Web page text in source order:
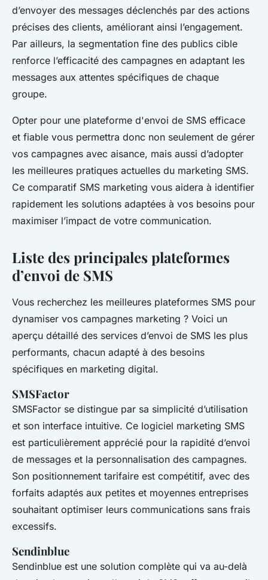
d’envoyer des messages déclenchés par des actions
précises des clients, améliorant ainsi l’engagement.
Par ailleurs, la segmentation fine des publics cible
renforce l’efficacité des campagnes en adaptant les
messages aux attentes spécifiques de chaque
groupe.
Opter pour une plateforme d'envoi de SMS efficace
et fiable vous permettra donc non seulement de gérer
vos campagnes avec aisance, mais aussi d’adopter
les meilleures pratiques actuelles du marketing SMS.
Ce comparatif SMS marketing vous aidera à identifier
rapidement les solutions adaptées à vos besoins pour
maximiser l’impact de votre communication.
Liste des principales plateformes
d’envoi de SMS
Vous recherchez les meilleures plateformes SMS pour
dynamiser vos campagnes marketing ? Voici un
aperçu détaillé des services d’envoi de SMS les plus
performants, chacun adapté à des besoins
spécifiques en marketing digital.
SMSFactor
SMSFactor se distingue par sa simplicité d’utilisation
et son interface intuitive. Ce logiciel marketing SMS
est particulièrement apprécié pour la rapidité d’envoi
de messages et la personnalisation des campagnes.
Son positionnement tarifaire est compétitif, avec des
forfaits adaptés aux petites et moyennes entreprises
souhaitant optimiser leurs communications sans frais
excessifs.
Sendinblue
Sendinblue est une solution complète qui va au-delà